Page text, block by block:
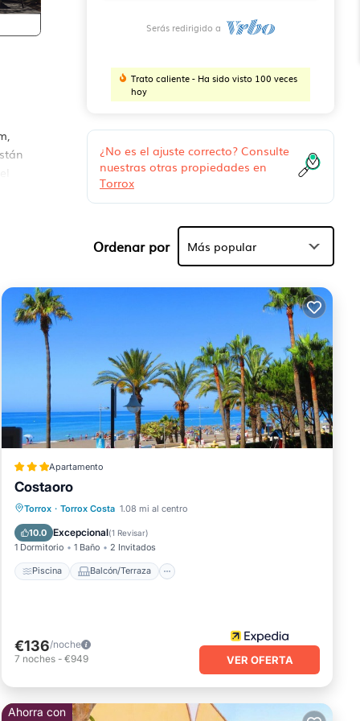
el
de
Serás redirigido a
Trato caliente - Ha sido visto 100 veces
hoy
¿No es el ajuste correcto? Consulte
nuestras otras propiedades en
Torrox
Ordenar por Más popular
Apartamento
Costaoro
Torrox · Torrox Costa 1.08 mi al centro
10.0 Excepcional(1 Revisar)
1 Dormitorio 1 Baño 2 Invitados
Piscina Balcón/Terraza
Piscina
Balcón/Terraza
Aparcamiento
€136/noche
7 noches - €949 VER OFERTA
Ahorra con